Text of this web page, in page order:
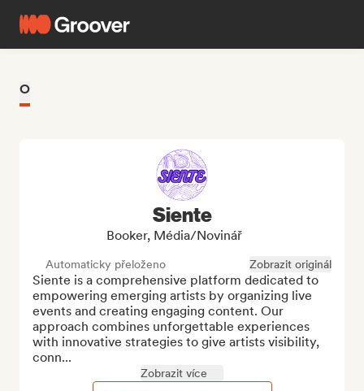
O
Siente
Booker, Média/novinář
Automaticky přeloženo Zobrazit originál
Siente is a comprehensive platform dedicated to
empowering emerging artists by organizing live
events and creating engaging content. Our
approach combines unforgettable experiences
with innovative strategies to give artists visibility,
conn...
Zobrazit více